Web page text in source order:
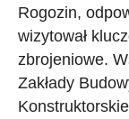
Rogozin,
wizytował
zbrojeniowe.
Zakłady